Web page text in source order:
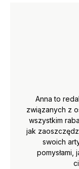
Anna to
związanych z
wszystkim
jak
swoich